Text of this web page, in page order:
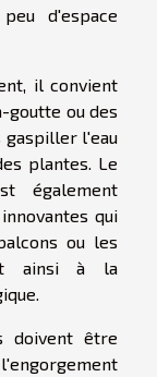
d'espace
il convient
goutte ou des
gaspiller l'eau
plantes. Le
également
qui
ou les
ainsi à la
doivent être